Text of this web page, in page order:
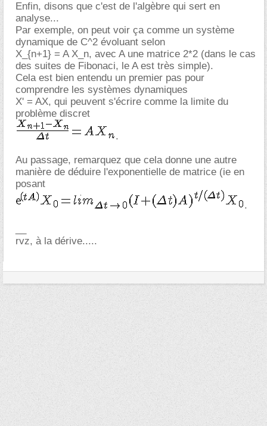
Enfin, disons que c'est de l'algèbre qui sert en
analyse...
Par exemple, on peut voir ça comme un système
dynamique de C^2 évoluant selon
X_{n+1} = A X_n, avec A une matrice 2*2 (dans le cas
des suites de Fibonaci, le A est très simple).
Cela est bien entendu un premier pas pour
comprendre les systèmes dynamiques
X' = AX, qui peuvent s'écrire comme la limite du
problème discret
.
Au passage, remarquez que cela donne une autre
manière de déduire l'exponentielle de matrice (ie en
posant
.
rvz, à la dérive.....